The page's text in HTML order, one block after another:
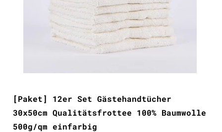
[Paket] 12er Set Gästehandtücher
30x50cm Qualitätsfrottee 100% Baumwolle
500g/qm einfarbig